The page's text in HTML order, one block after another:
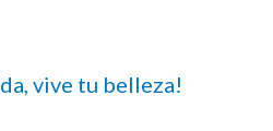
vive tu belleza!